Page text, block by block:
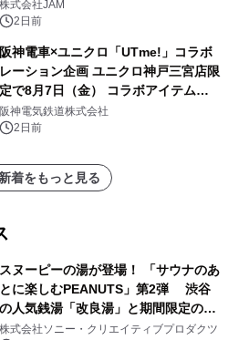
GR 4車種の FUNBOO(ミニカー)付き
メニューが展開されます
株式会社JAM
2日前
阪神電車×ユニクロ「UTme!」コラボ
レーション企画 ユニクロ神戸三宮店限
定で8月7日（金） コラボアイテムが
発売決定！
阪神電気鉄道株式会社
2日前
着をもっと見る
スヌーピーの湯が登場！ 「サウナのあ
とに楽しむPEANUTS」第2弾 渋谷
の人気銭湯「改良湯」と期間限定のコ
ラボレーション サウナイキタイコラ
株式会社ソニー・クリエイティブプロダクツ